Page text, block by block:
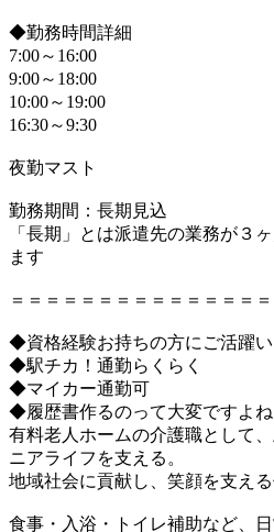
◆勤務時間詳細
7:00～16:00
9:00～18:00
10:00～19:00
16:30～9:30
夜勤マスト
勤務期間：長期見込
「長期」とは派遣先の業務が３
ます
＝＝＝＝＝＝＝＝＝＝＝＝＝＝＝
◆資格経験お持ちの方にご活躍い
◆駅チカ！通勤らくらく
◆マイカー通勤可
◆履歴書作るのって大変ですよね
有料老人ホームの介護職として
ニアライフを支える。
地域社会に貢献し、笑顔を支える
食事・入浴・トイレ補助など、